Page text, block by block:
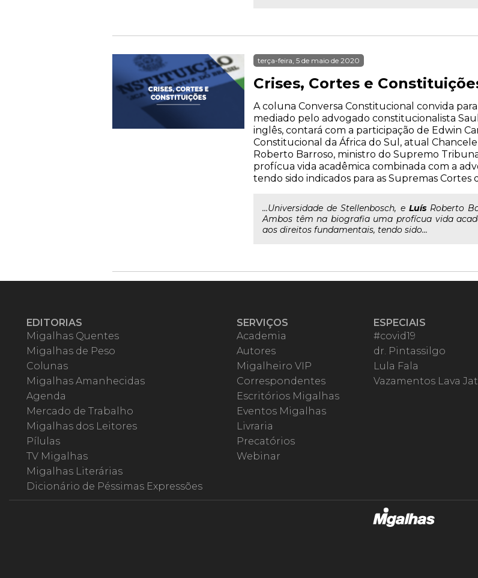
terça-feira, 5 de maio de 2020
Crises, Cortes e
A coluna Conversa Constitucional convida
mediado pelo advogado constitucionalista
inglês, contará com a participação de Edwin
Constitucional da África do Sul, atual
Roberto Barroso, ministro do Supremo
profícua vida acadêmica combinada com a
tendo sido indicados para as Supremas Cortes
...Universidade de Stellenbosch, e LuísRoberto
Ambos têm na biografia uma profícua vida
aos direitos fundamentais, tendo sido...
EDITORIAS
Migalhas Quentes
Migalhas de Peso
Colunas
Migalhas Amanhecidas
Agenda
Mercado de Trabalho
Migalhas dos Leitores
Pílulas
TV Migalhas
Migalhas Literárias
Dicionário de Péssimas Expressões
SERVIÇOS
Academia
Autores
Migalheiro VIP
Correspondentes
Escritórios Migalhas
Eventos Migalhas
Livraria
Precatórios
Webinar
ESPECIAIS
#covid19
dr. Pintassilgo
Lula Fala
Vazamentos Lava